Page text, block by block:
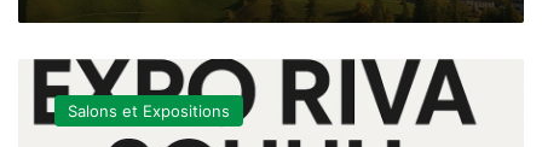
Expo
Riva
Schuh Salons et Expositions